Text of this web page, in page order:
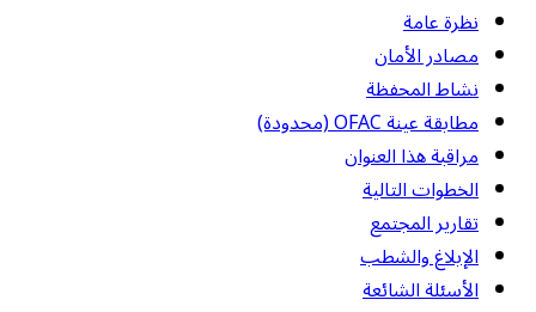
نظرة عامة
مصادر الأمان
نشاط المحفظة
مطابقة عينة OFAC (محدودة)
مراقبة هذا العنوان
الخطوات التالية
تقارير المجتمع
الإبلاغ والشطب
الأسئلة الشائعة